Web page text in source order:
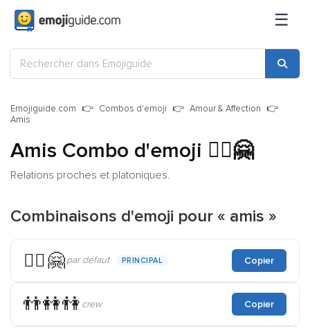
☰
Emojiguide.com Combos d'emoji
Amour & Affection
Amis
Amis Combo d'emoji 👯‍♀️🤗
Relations proches et platoniques.
Combinaisons d'emoji pour « amis »
👯‍♀️🤗par défaut PRINCIPAL Copier
👬👭👫 crew Copier